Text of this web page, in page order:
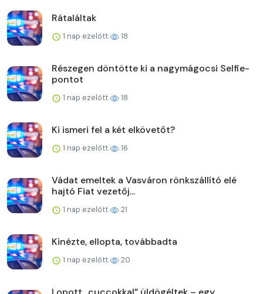
Rátaláltak
1 nap ezelőtt 18
Részegen döntötte ki a nagymágocsi Selfie-
pontot
1 nap ezelőtt 18
Ki ismeri fel a két elkövetőt?
1 nap ezelőtt 16
Vádat emeltek a Vasváron rönkszállító elé
hajtó Fiat vezetőj...
1 nap ezelőtt 21
Kinézte, ellopta, továbbadta
1 nap ezelőtt 20